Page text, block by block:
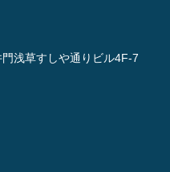
浅草すしや通りビル4F-7